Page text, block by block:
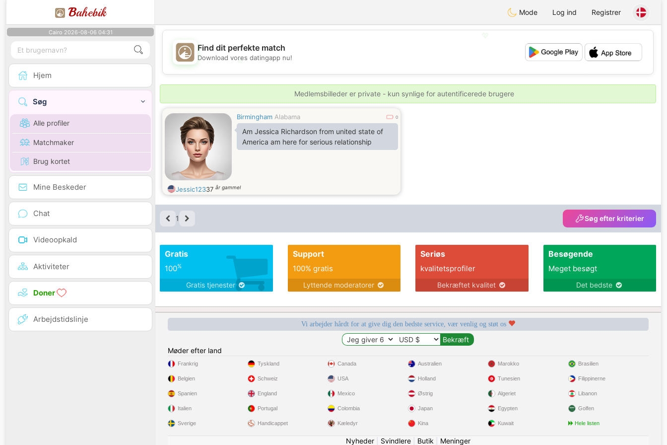
Bahebik Mode Log ind Registrer
Cairo 2026-08-06 04:31
Hjem
Søg
Alle profiler
Matchmaker
Brug kortet
Mine Beskeder
Chat
Videoopkald
Aktiviteter
Doner
Arbejdstidslinje
💖
💕
💕
Find dit perfekte match
Download vores datingapp nu!
Medlemsbilleder er private - kun synlige for autentificerede brugere
Birmingham Alabama 0
Am Jessica Richardson from united state of
America am here for serious relationship
Jessic12337 år gammel
1 Søg efter kriterier
Gratis
100%
Gratis tjenester
Support
100% gratis
Lyttende moderatorer
Seriøs
kvalitetsprofiler
Bekræftet kvalitet
Besøgende
Meget besøgt
Det bedste
Vi arbejder hårdt for at give dig den bedste service, vær venlig og støt os
Møder efter land
Frankrig
Belgien
Spanien
Italien
Sverige
Tyskland
Schweiz
England
Portugal
Handicappet
Canada
USA
Mexico
Colombia
Kæledyr
Australien
Holland
Østrig
Japan
Kina
Marokko
Tunesien
Algeriet
Egypten
Kuwait
Brasilien
Filippinerne
Libanon
Golfen
Hele listen
Nyheder| Svindlere| Butik Meninger